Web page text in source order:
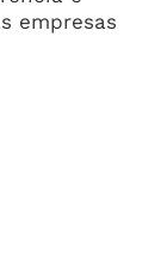
empresas
E Elevar
Milhões